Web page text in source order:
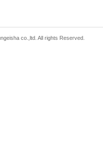
co.,ltd. All rights Reserved.